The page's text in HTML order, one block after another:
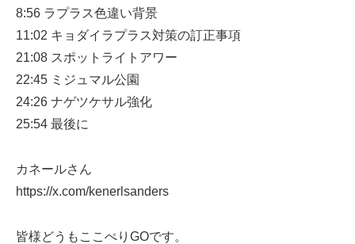
8:56 ラプラス色違い背景
11:02 キョダイラプラス対策の訂正事項
21:08 スポットライトアワー
22:45 ミジュマル公園
24:26 ナゲツケサル強化
25:54 最後に
カネールさん
https://x.com/kenerlsanders
皆様どうもここぺりGOです。